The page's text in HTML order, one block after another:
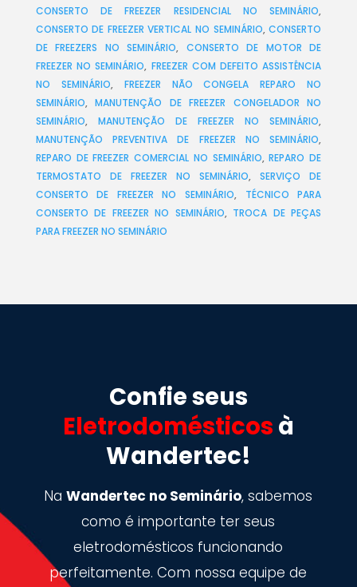
CONSERTO DE FREEZER RESIDENCIAL NO SEMINÁRIO,
CONSERTO DE FREEZER VERTICAL NO SEMINÁRIO,CONSERTO
DE FREEZERS NO SEMINÁRIO, CONSERTO DE MOTOR DE
FREEZER NO SEMINÁRIO, FREEZER COM DEFEITO ASSISTÊNCIA
NO SEMINÁRIO, FREEZER NÃO CONGELA REPARO NO
SEMINÁRIO,MANUTENÇÃO DE FREEZER CONGELADOR NO
SEMINÁRIO, MANUTENÇÃO DE FREEZER NO SEMINÁRIO,
MANUTENÇÃO PREVENTIVA DE FREEZER NO SEMINÁRIO,
REPARO DE FREEZER COMERCIAL NO SEMINÁRIO,REPARO DE
TERMOSTATO DE FREEZER NO SEMINÁRIO,SERVIÇO DE
CONSERTO DE FREEZER NO SEMINÁRIO, TÉCNICO PARA
CONSERTO DE FREEZER NO SEMINÁRIO, TROCA DE PEÇAS
PARA FREEZER NO SEMINÁRIO
Confie seus
Eletrodomésticos à
Wandertec!
NaWandertec no Seminário, sabemos
como é importante ter seus
eletrodomésticos funcionando
perfeitamente. Com nossa equipe de